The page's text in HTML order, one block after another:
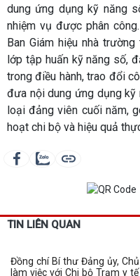
dung ứng dụng kỹ năng
nhiệm vụ được phân
Ban Giám hiệu nhà
lớp tập huấn kỹ năng số,
trong điều hành, trao đổi
đưa nội dung ứng dụng kỹ
loại đảng viên cuối năm,
hoạt chi bộ và hiệu quả
TIN LIÊN QUAN
Đồng chí Bí thư Đảng ủy,
làm việc với Chi bộ Trạm y